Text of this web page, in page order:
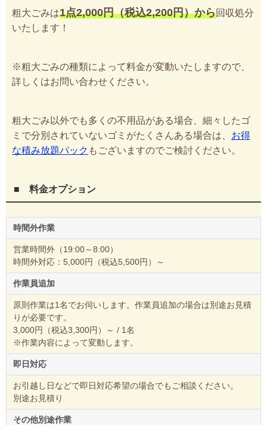
粗大ごみは1点2,000円（税込2,200円）から回収処分
いたします！
※粗大ごみの種類によって料金が変動いたしますので、
詳しくはお問い合わせください。
粗大ごみ以外でも多くの不用品がある場合、細々したゴ
ミで分別されていないゴミがたくさんある場合は、 お得
な積み放題パック もございますのでご検討ください。
■ 料金オプション
時間外作業
営業時間外（19:00～8:00）
時間外対応：5,000円（税込5,500円）～
作業員追加
原則作業は1名でお伺いします。作業員追加の場合は別途お見積
りが必要です。
3,000円（税込3,300円）～ / 1名
※作業内容によって変動します。
即日対応
お引越し日などで即日対応希望の場合でもご相談ください。
別途お見積り
その他別途作業